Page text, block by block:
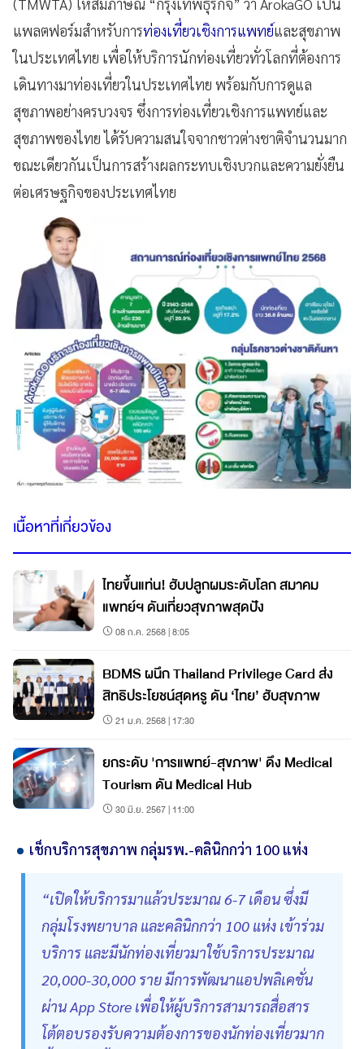
แพลตฟอร์มสำหรับการท่องเที่ยวเชิงการแพทย์และสุขภาพ
ในประเทศไทย เพื่อให้บริการนักท่องเที่ยวทั่วโลกที่ต้องการ
เดินทางมาท่องเที่ยวในประเทศไทย พร้อมกับการดูแล
สุขภาพอย่างครบวงจร ซึ่งการท่องเที่ยวเชิงการแพทย์และ
สุขภาพของไทย ได้รับความสนใจจากชาวต่างชาติจำนวนมาก
ขณะเดียวกันเป็นการสร้างผลกระทบเชิงบวกและความยั่งยืน
ต่อเศรษฐกิจของประเทศไทย
เนื้อหาที่เกี่ยวข้อง
ไทยขึ้นแท่น! ฮับปลูกผมระดับโลก สมาคม
แพทย์ฯ ดันเที่ยวสุขภาพสุดปัง
08 ก.ค. 2568 | 8:05
BDMS ผนึก Thailand Privilege Card ส่ง
สิทธิประโยชน์สุดหรู ดัน ‘ไทย’ ฮับสุขภาพ
21 ม.ค. 2568 | 17:30
ยกระดับ 'การแพทย์-สุขภาพ' ดึง Medical
Tourism ดัน Medical Hub
30 มิ.ย. 2567 | 11:00
เช็กบริการสุขภาพ กลุ่มรพ.-คลินิกกว่า 100 แห่ง
“เปิดให้บริการมาแล้วประมาณ 6-7 เดือน ซึ่งมี
กลุ่มโรงพยาบาล และคลินิกกว่า 100 แห่ง เข้าร่วม
บริการ และมีนักท่องเที่ยวมาใช้บริการประมาณ
20,000-30,000 ราย มีการพัฒนาแอปพลิเคชั่น
ผ่าน App Store เพื่อให้ผู้บริการสามารถสื่อสาร
โต้ตอบรองรับความต้องการของนักท่องเที่ยวมาก